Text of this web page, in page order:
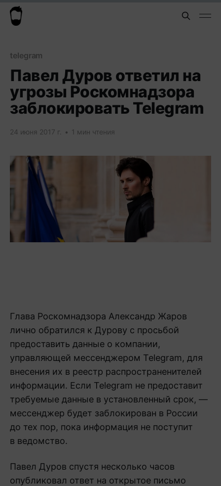
telegram
Павел Дуров ответил на
угрозы Роскомнадзора
заблокировать Telegram
24 июня 2017 г. • 1 мин чтения
Глава Роскомнадзора Александр Жаров
лично обратился к Дурову с просьбой
предоставить данные о компании,
управляющей мессенджером Telegram, для
внесения их в реестр распространенителей
информации. Если Telegram не предоставит
требуемые данные в установленный срок, —
мессенджер будет заблокирован в России
до тех пор, пока информация не поступит
в ведомство.
Павел Дуров спустя несколько часов
опубликовал ответ на открытое письмо